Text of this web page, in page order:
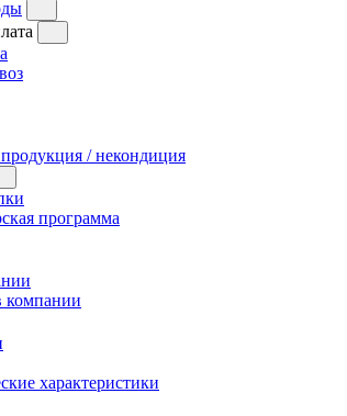
продукция / некондиция
программа
компании
характеристики